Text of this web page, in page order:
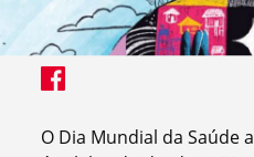
O Dia Mundial da Saúde